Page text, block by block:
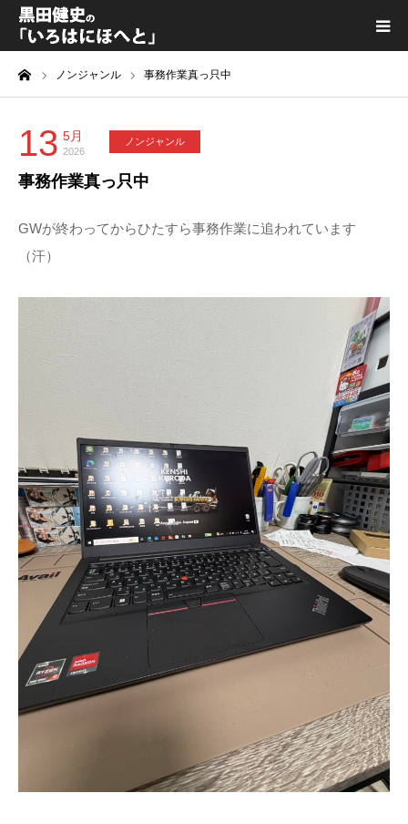
ノンジャンル 事務作業真っ只中
13 5月
2026
ノンジャンル
事務作業真っ只中
GWが終わってからひたすら事務作業に追われています
（汗）
黒田健史プロフィール
カテゴリ一覧
喫茶KURODA
YouTube｜Kuro channel